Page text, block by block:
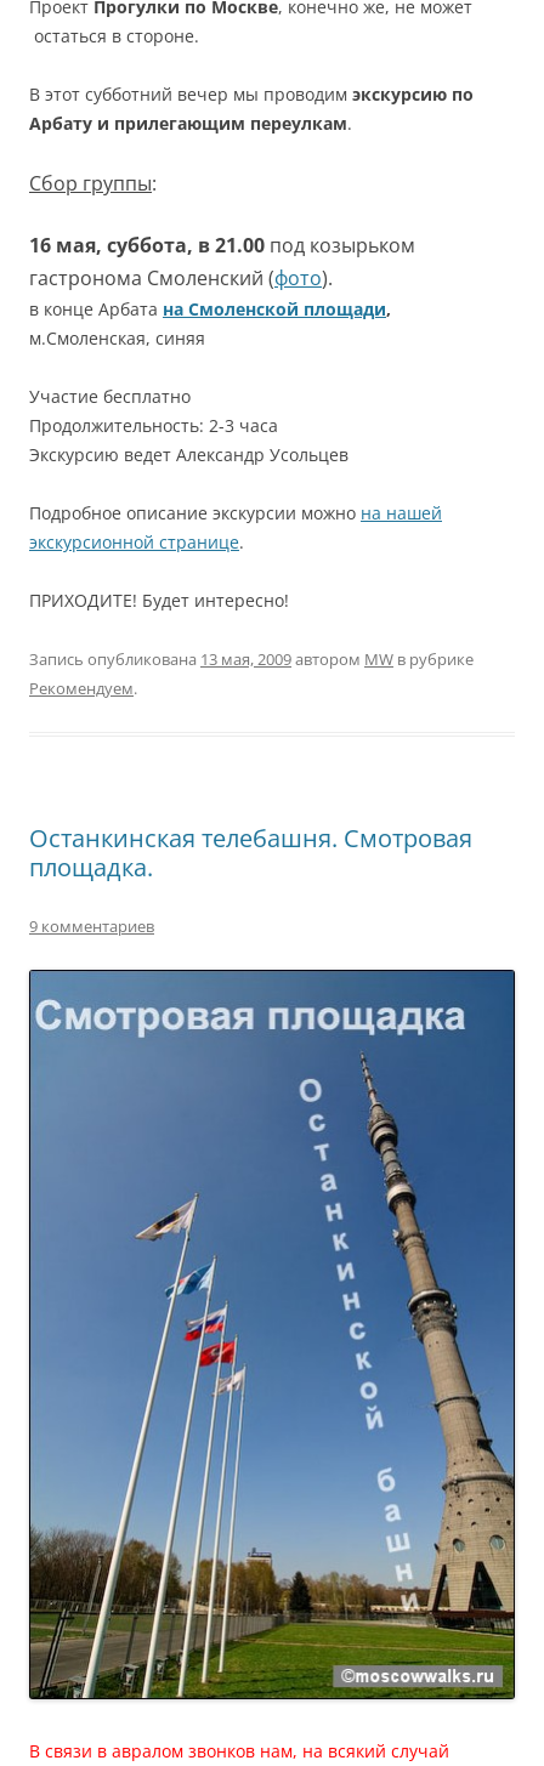
Проект Прогулки по Москве, конечно же, не может
остаться в стороне.
В этот субботний вечер мы проводим экскурсию по
Арбату и прилегающим переулкам.
Сбор группы:
16 мая, суббота, в 21.00 под козырьком
гастронома Смоленский (фото).
в конце Арбата на Смоленской площади,
м.Смоленская, синяя
Участие бесплатно
Продолжительность: 2-3 часа
Экскурсию ведет Александр Усольцев
Подробное описание экскурсии можно на нашей
экскурсионной странице.
ПРИХОДИТЕ! Будет интересно!
Запись опубликована 13 мая, 2009автором MW в рубрике
Рекомендуем.
Останкинская телебашня. Смотровая
площадка.
9 комментариев
В связи в авралом звонков нам, на всякий случай